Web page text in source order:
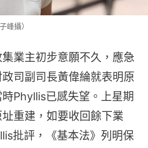
峰攝）
業主初步意願不久，應急
司副司長黃偉綸就表明原
Phyllis已感失望。上星期
重建，如要收回餘下業
批評，《基本法》列明保